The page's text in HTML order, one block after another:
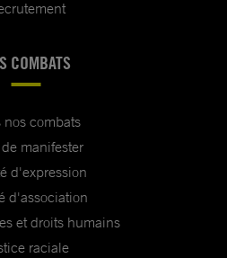
COMBATS
nos combats
manifester
d'expression
d'association
et droits humains
raciale